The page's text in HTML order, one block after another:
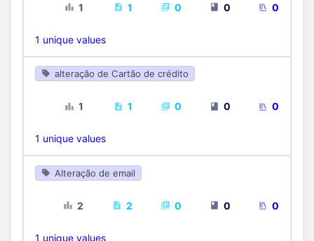
1 1 0 0 0
1 unique values
alteração de Cartão de crédito
1 1 0 0 0
1 unique values
Alteração de email
2 2 0 0 0
1 unique values